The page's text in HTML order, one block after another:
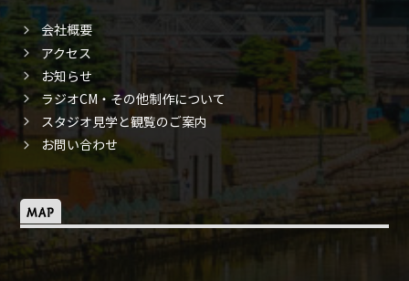
会社概要
アクセス
お知らせ
ラジオCM・その他制作について
スタジオ見学と観覧のご案内
お問い合わせ
MAP